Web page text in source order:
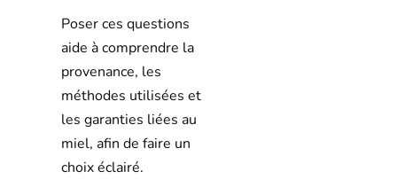
Poser ces questions
aide à comprendre la
provenance, les
méthodes utilisées et
les garanties liées au
miel, afin de faire un
choix éclairé.